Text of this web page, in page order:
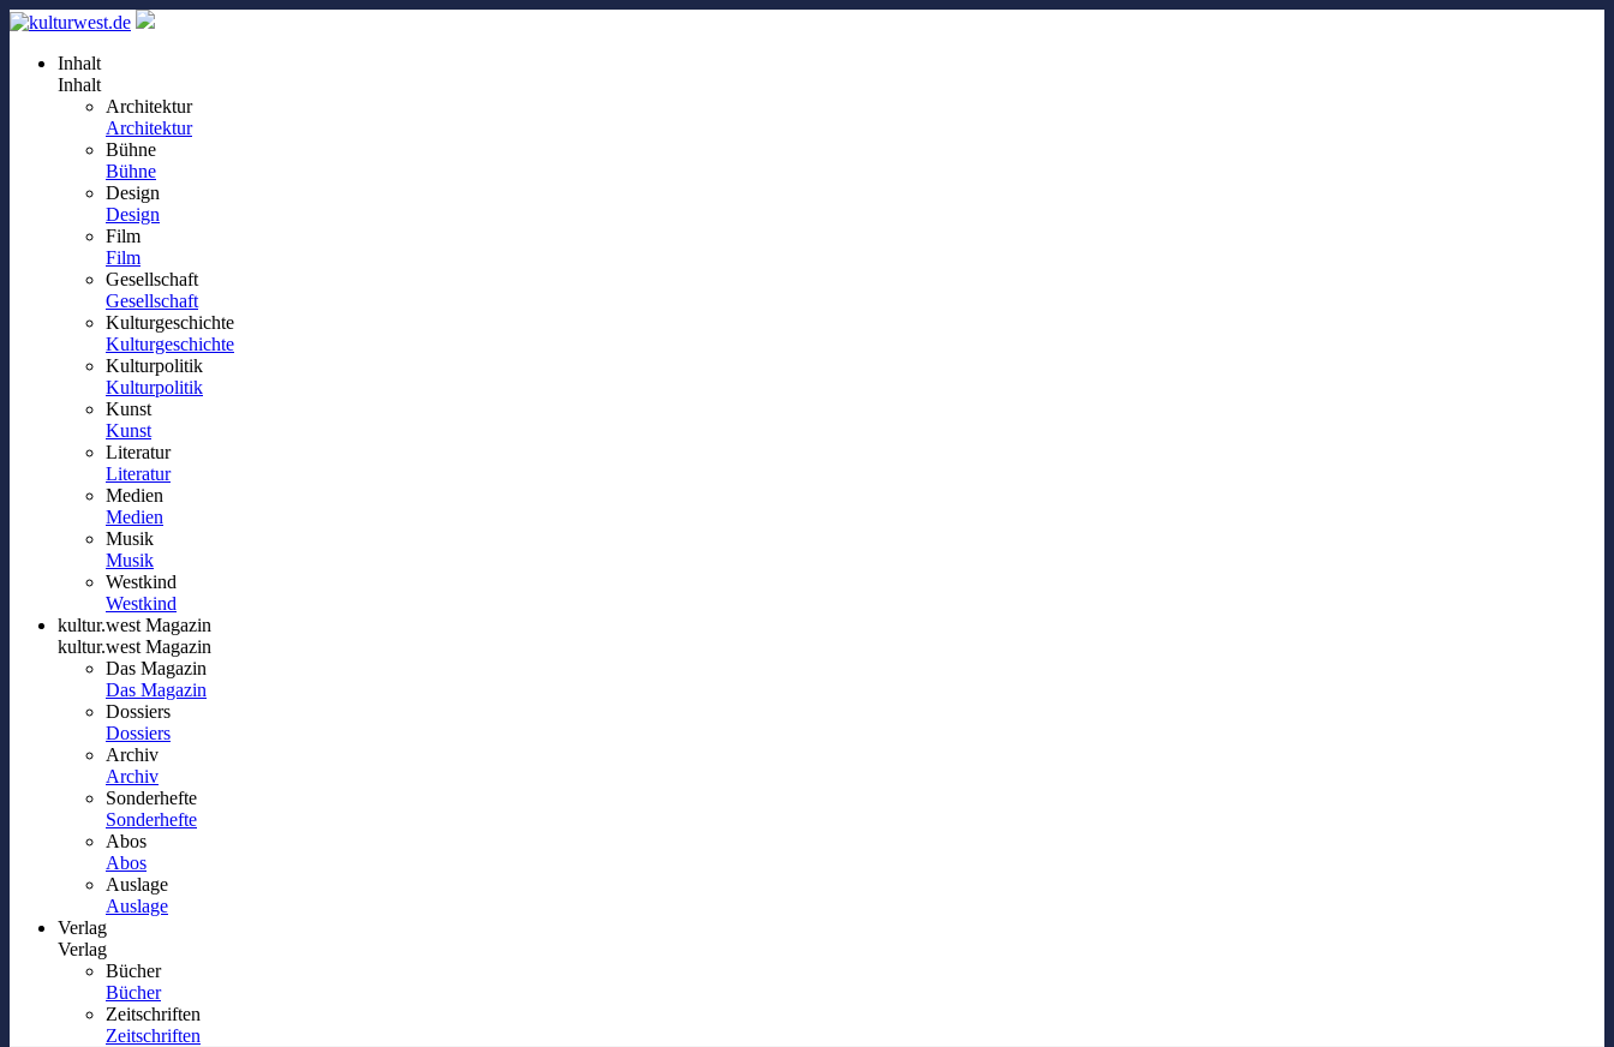
Inhalt
Inhalt
Architektur
Architektur
Bühne
Bühne
Design
Design
Film
Film
Gesellschaft
Gesellschaft
Kulturgeschichte
Kulturgeschichte
Kulturpolitik
Kulturpolitik
Kunst
Kunst
Literatur
Literatur
Medien
Medien
Musik
Musik
Westkind
Westkind
kultur.west Magazin
kultur.west Magazin
Das Magazin
Das Magazin
Dossiers
Dossiers
Archiv
Archiv
Sonderhefte
Sonderhefte
Abos
Abos
Auslage
Auslage
Verlag
Verlag
Bücher
Bücher
Zeitschriften
Zeitschriften